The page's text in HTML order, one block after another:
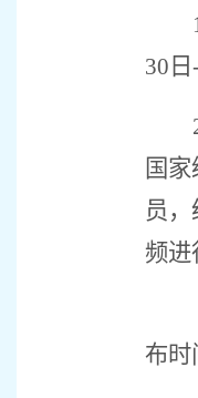
30 日
国家
员
频进
布时